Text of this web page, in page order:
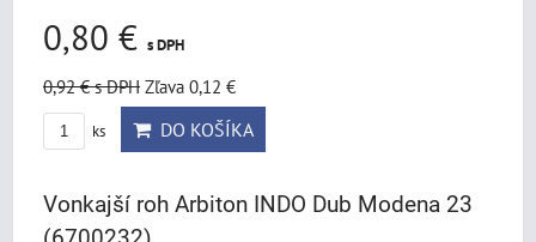
0,80 € s DPH
0,92 €s DPH Zľava 0,12 €
ks DO KOŠÍKA
Vonkajší roh Arbiton INDO Dub Modena 23